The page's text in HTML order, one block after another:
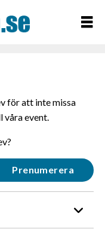
för att inte missa
event.